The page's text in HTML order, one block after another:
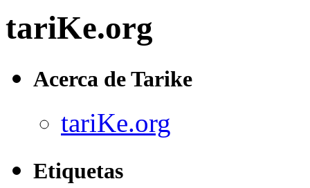
tariKe.org
Acerca de Tarike
tariKe.org
Etiquetas